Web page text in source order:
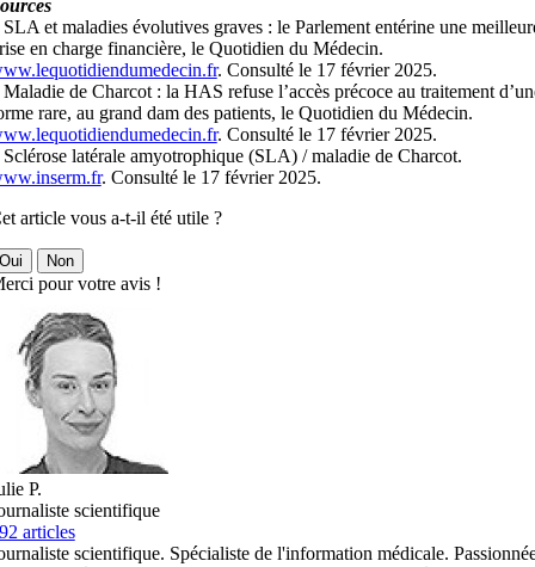
et maladies évolutives graves : le Parlement entérine une
en charge financière, le Quotidien du Médecin.
. Consulté le 17 février 2025.
de Charcot : la HAS refuse l’accès précoce au traitement
rare, au grand dam des patients, le Quotidien du Médecin.
. Consulté le 17 février 2025.
latérale amyotrophique (SLA) / maladie de Charcot.
. Consulté le 17 février 2025.
article vous a-t-il été utile ?
Non
pour votre avis !
P.
scientifique
articles
scientifique. Spécialiste de l'information médicale.